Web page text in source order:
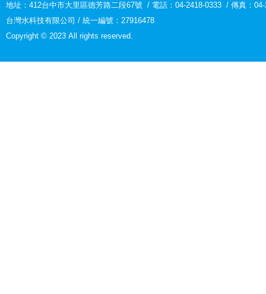
地址： 412台中市大里區德芳路二段67號 / 電話：04-2418-0333 / 傳真：
台灣水科技有限公司 / 統一編號：27916478
Copyright © 2023 All rights reserved.